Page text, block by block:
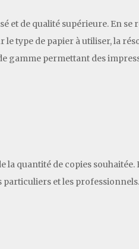
de qualité supérieure. En se
type de papier à utiliser, la
gamme permettant des
quantité de copies
et les